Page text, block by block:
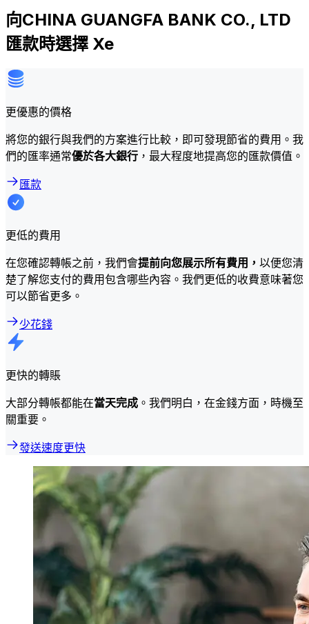
向CHINA GUANGFA BANK CO., LTD
匯款時選擇 Xe
更優惠的價格
將您的銀行與我們的方案進行比較，即可發現節省的費用。我
們的匯率通常優於各大銀行 ，最大程度地提高您的匯款價值。
匯款
更低的費用
在您確認轉帳之前，我們會提前向您展示所有費用， 以便您清
楚了解您支付的費用包含哪些內容。我們更低的收費意味著您
可以節省更多。
少花錢
更快的轉賬
大部分轉帳都能在當天完成 。我們明白，在金錢方面，時機至
關重要。
發送速度更快